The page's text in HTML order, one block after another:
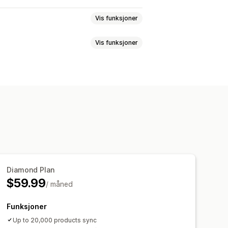
Vis funksjoner
Vis funksjoner
og -eksport
Diamond Plan
$59.99/ måned
Funksjoner
Up to 20,000 products sync